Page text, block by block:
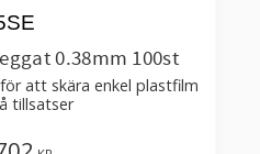
0.38mm 100st
att skära enkel plastfilm
tillsatser